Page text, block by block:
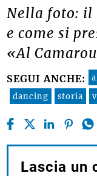
Nella foto: il
e come si
«Al
SEGUI ANCHE:
dancing
storia
Lascia un